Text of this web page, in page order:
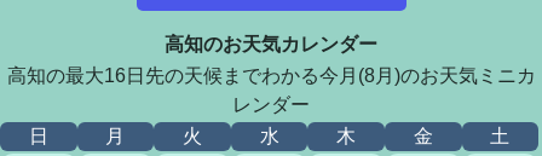
高知のお天気カレンダー
高知の最大16日先の天候までわかる今月(8月)のお天気ミニカ
レンダー
日
月 火 水 木 金 土